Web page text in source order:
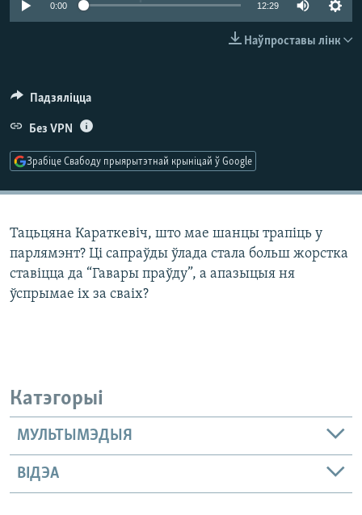
КУЛЬТУРА
МОВА0:00 12:29
Наўпроставы лінк
Падзяліцца
Без VPN
Зрабіце Свабоду прыярытэтнай крыніцай ў Google
Тацьцяна Караткевіч, што мае шанцы трапіць у
парлямэнт? Ці сапраўды ўлада стала больш жорстка
ставіцца да “Гавары праўду”, а апазыцыя ня
ўспрымае іх за сваіх?
Катэгорыі
МУЛЬТЫМЭДЫЯ
ВІДЭА